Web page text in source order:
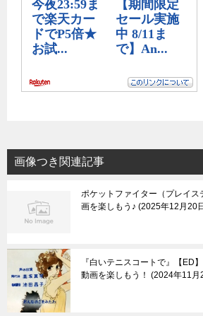
画像つき関連記事
ポケットファイター（プレイ
画を楽しもう♪ 2025年12月20
『白いテニスコートで』【ED
動画を楽しもう！
2024年11月